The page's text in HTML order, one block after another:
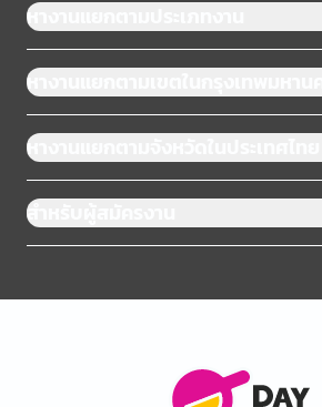
หางานแยกตามประเภทงาน
หางานแยกตามเขตในกรุงเทพมหานคร
หางานแยกตามจังหวัดในประเทศไทย
สำหรับผู้สมัครงาน